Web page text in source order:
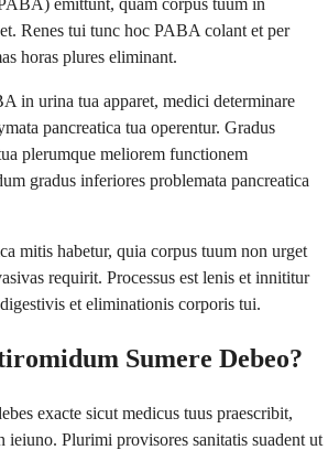
Renes tui tunc hoc PABA colant et per
horas plures eliminant.
in urina tua apparet, medici determinare
pancreatica tua operentur. Gradus
plerumque meliorem functionem
gradus inferiores problemata pancreatica
mitis habetur, quia corpus tuum non urget
requirit. Processus est lenis et innititur
et eliminationis corporis tui.
Sumere Debeo?
exacte sicut medicus tuus praescribit,
ieiuno. Plurimi provisores sanitatis suadent ut